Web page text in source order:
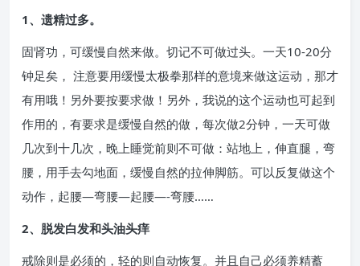
1、遗精过多。
固肾功，可缓慢自然来做。切记不可做过头。一天10-20分
钟足矣， 注意要用缓慢太极拳那样的意境来做这运动，那才
有用哦！另外要按要求做！另外，我说的这个运动也可起到
作用的，有要求是缓慢自然的做，每次做2分钟，一天可做
几次到十几次，晚上睡觉前则不可做：站地上，伸直腿，弯
腰，用手去勾地面，缓慢自然的拉伸脚筋。可以反复做这个
动作，起腰—弯腰—起腰—-弯腰……
2、脱发白发和头油头痒
戒除则是必须的，轻的则自动恢复。并且自己必须养精蓄